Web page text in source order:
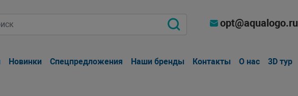
opt@aqualogo.ru
Новинки Спецпредложения Наши бренды Контакты О нас 3D тур